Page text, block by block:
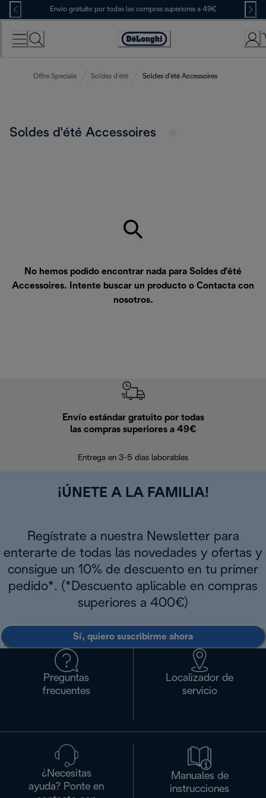
Skip
to
Content
Envío gratuito por todas las compras superiores a 49€
Accessibility
Offre Speciale Soldes d'été Soldes d'été Accessoires
Soldes d'été Accessoires
No hemos podido encontrar nada para Soldes d'été
Accessoires. Intente buscar un producto o Contacta con
nosotros.
Envío estándar gratuito por todas
las compras superiores a 49€
Entrega en 3-5 días laborables
¡ÚNETE A LA FAMILIA!
Regístrate a nuestra Newsletter para
enterarte de todas las novedades y ofertas y
consigue un 10% de descuento en tu primer
pedido*. (*Descuento aplicable en compras
superiores a 400€)
Sí, quiero suscribirme ahora
Preguntas
frecuentes
Localizador de
servicio
¿Necesitas
ayuda? Ponte en
Manuales de
instrucciones